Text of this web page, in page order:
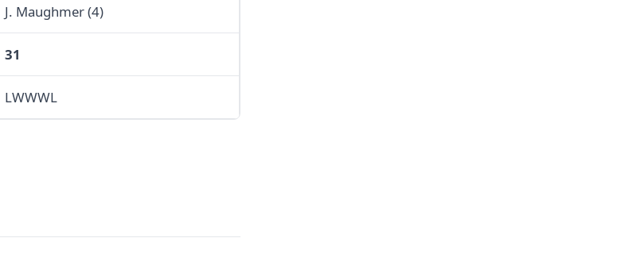
J. Maughmer (4)
31
LWWWL